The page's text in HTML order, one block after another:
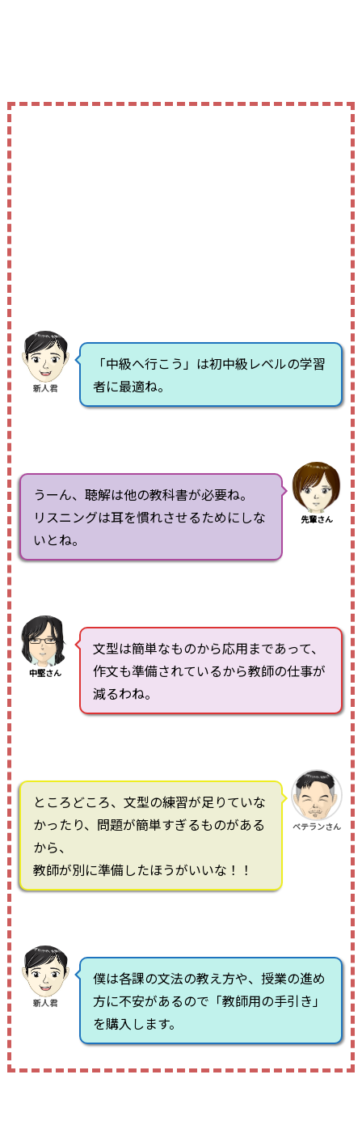
新人君
「中級へ行こう」は初中級レベルの学習
者に最適ね。
うーん、聴解は他の教科書が必要ね。
リスニングは耳を慣れさせるためにしな
いとね。
先輩さん
中堅さん
文型は簡単なものから応用まであって、
作文も準備されているから教師の仕事が
減るわね。
ところどころ、文型の練習が足りていな
かったり、問題が簡単すぎるものがある
から、
教師が別に準備したほうがいいな！！
ベテランさん
新人君
僕は各課の文法の教え方や、授業の進め
方に不安があるので「教師用の手引き」
を購入します。